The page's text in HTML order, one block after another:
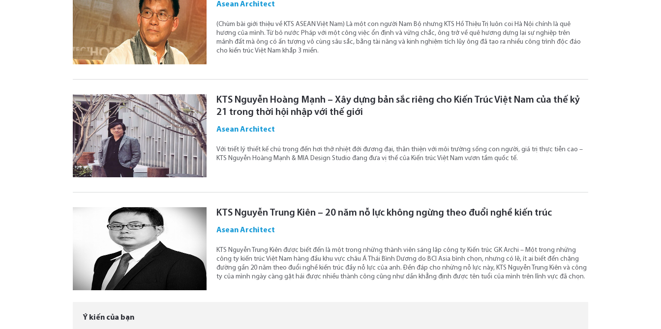
Asean Architect
(Chùm bài giới thiệu về KTS ASEAN Việt Nam) Là một con người Nam Bộ nhưng KTS Hồ Thiệu Trị luôn coi Hà Nội chính là quê
hương của mình. Từ bỏ nước Pháp với một công việc ổn định và vững chắc, ông trở về quê hương dựng lại sự nghiệp trên
mảnh đất mà ông có ấn tượng vô cùng sâu sắc, bằng tài năng và kinh nghiệm tích lũy ông đã tạo ra nhiều công trình độc đáo
cho kiến trúc Việt Nam khắp 3 miền.
KTS Nguyễn Hoàng Mạnh – Xây dựng bản sắc riêng cho Kiến Trúc Việt Nam của thế kỷ
21 trong thời hội nhập với thế giới
Asean Architect
Với triết lý thiết kế chú trọng đến hơi thở nhiệt đới đương đại, thân thiện với môi trường sống con người, giá trị thực tiễn cao –
KTS Nguyễn Hoàng Mạnh & MIA Design Studio đang đưa vị thế của Kiến trúc Việt Nam vươn tầm quốc tế.
KTS Nguyễn Trung Kiên – 20 năm nỗ lực không ngừng theo đuổi nghề kiến trúc
Asean Architect
KTS Nguyễn Trung Kiên được biết đến là một trong những thành viên sáng lập công ty Kiến trúc GK Archi – Một trong những
công ty kiến trúc Việt Nam hàng đầu khu vực châu Á Thái Bình Dương do BCI Asia bình chọn, nhưng có lẽ, ít ai biết đến chặng
đường gần 20 năm theo đuổi nghề kiến trúc đầy nỗ lực của anh. Đền đáp cho những nỗ lực này, KTS Nguyễn Trung Kiên và công
ty của mình ngày càng gặt hái được nhiều thành công cũng như dần khẳng định được tên tuổi của mình trên lĩnh vực đã chọn.
Ý kiến của bạn